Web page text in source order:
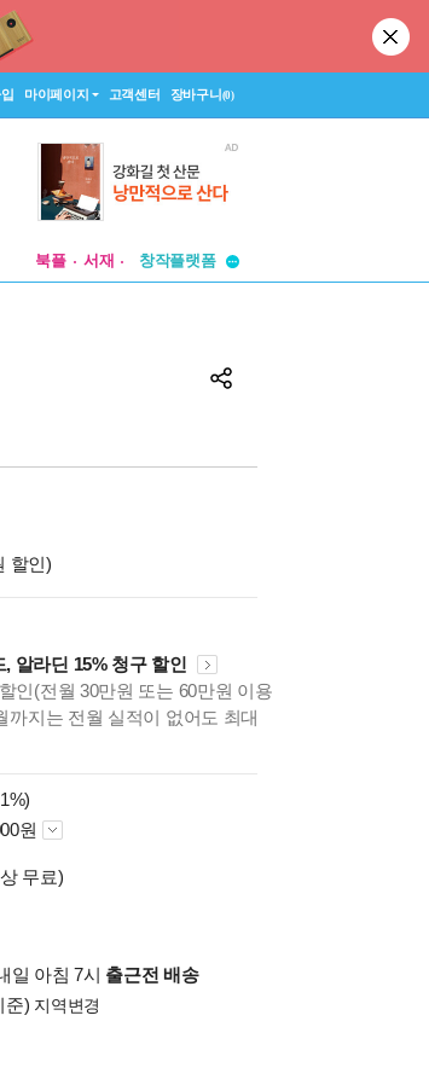
마이페이지 고객센터 장바구니(0)
북플 서재
투비컨티뉴드
할인)
알라딘 15% 청구 할인
인(전월 30만원 또는 60만원 이용
까지는 전월 실적이 없어도 최대
원
무료)
일 아침 7시 출근전 배송
준) 지역변경